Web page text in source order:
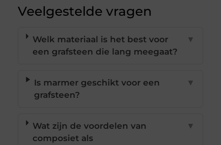
Veelgestelde vragen
Welk materiaal is het best voor
een grafsteen die lang meegaat?
▼
Is marmer geschikt voor een
grafsteen?
▼
Wat zijn de voordelen van
composiet als
▼